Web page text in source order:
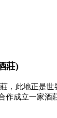
莊)
，此地正是
作成立一家